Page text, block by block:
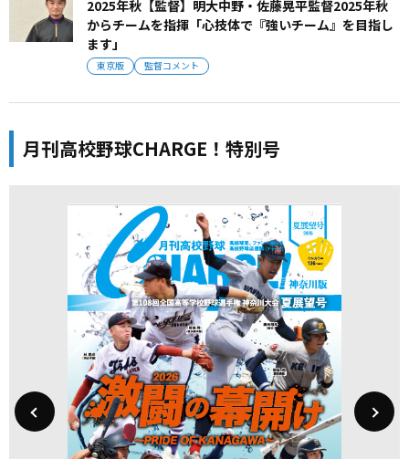
2025年秋【監督】明大中野・佐藤晃平監督2025年秋
からチームを指揮「心技体で『強いチーム』を目指し
ます」
東京版 監督コメント
月刊高校野球CHARGE！特別号